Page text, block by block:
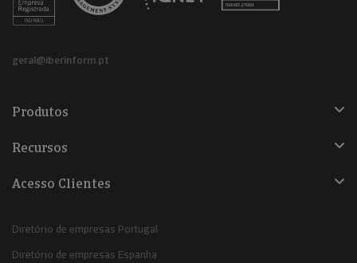
geral@iberinform.pt
Produtos
Recursos
Acesso Clientes
Diretório de empresas Portugal
Diretório de empresas Espanha